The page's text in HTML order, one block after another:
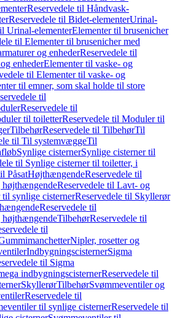
Reservedele til Håndvask-
Reservedele til Bidet-elementerUrinal-
Urinal-elementerElementer til brusenicher
til Elementer til brusenicher med
og enhederReservedele til
enhederElementer til vaske- og
til Elementer til vaske- og
til emner, som skal holde til store
til
Reservedele til
til toiletterReservedele til Moduler til
TilbehørReservedele til TilbehørTil
til Til systemvæggeTil
Synlige cisternerSynlige cisterner til
til Synlige cisterner til toiletter, i
PåsatHøjthængendeReservedele til
Reservedele til Lavt- og
synlige cisternerReservedele til Skyllerør
Reservedele til
TilbehørReservedele til
til
Nipler, rosetter og
IndbygningscisternerSigma
til Sigma
indbygningscisternerReservedele til
SkyllerørTilbehørSvømmeventiler og
Reservedele til
til synlige cisternerReservedele til